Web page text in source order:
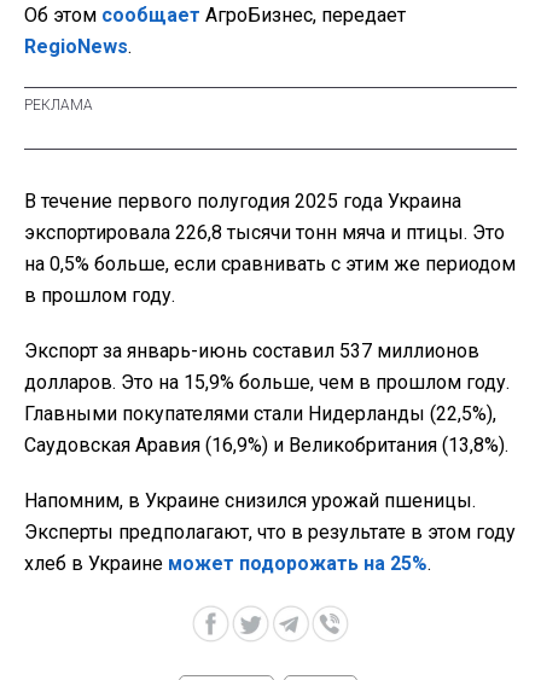
Об этом сообщает АгроБизнес, передает
RegioNews.
В течение первого полугодия 2025 года Украина
экспортировала 226,8 тысячи тонн мяча и птицы. Это
на 0,5% больше, если сравнивать с этим же периодом
в прошлом году.
Экспорт за январь-июнь составил 537 миллионов
долларов. Это на 15,9% больше, чем в прошлом году.
Главными покупателями стали Нидерланды (22,5%),
Саудовская Аравия (16,9%) и Великобритания (13,8%).
Напомним, в Украине снизился урожай пшеницы.
Эксперты предполагают, что в результате в этом году
хлеб в Украине может подорожать на 25%.